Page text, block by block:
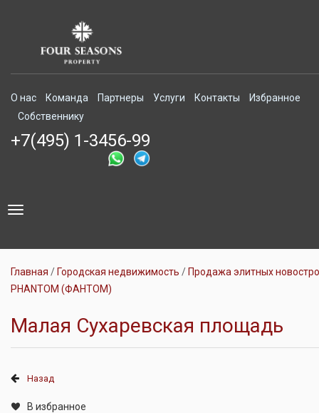
О нас Команда Партнеры Услуги Контакты
Избранное
Собственнику
+7(495) 1-3456-99
Toggle
Главная Городская недвижимость
Продажа элитных
PHANTOM (ФАНТОМ)
Малая Сухаревская площадь
Назад
В избранное